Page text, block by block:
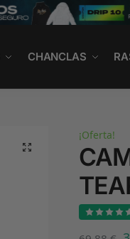
CHANCLAS
¡Oferta!